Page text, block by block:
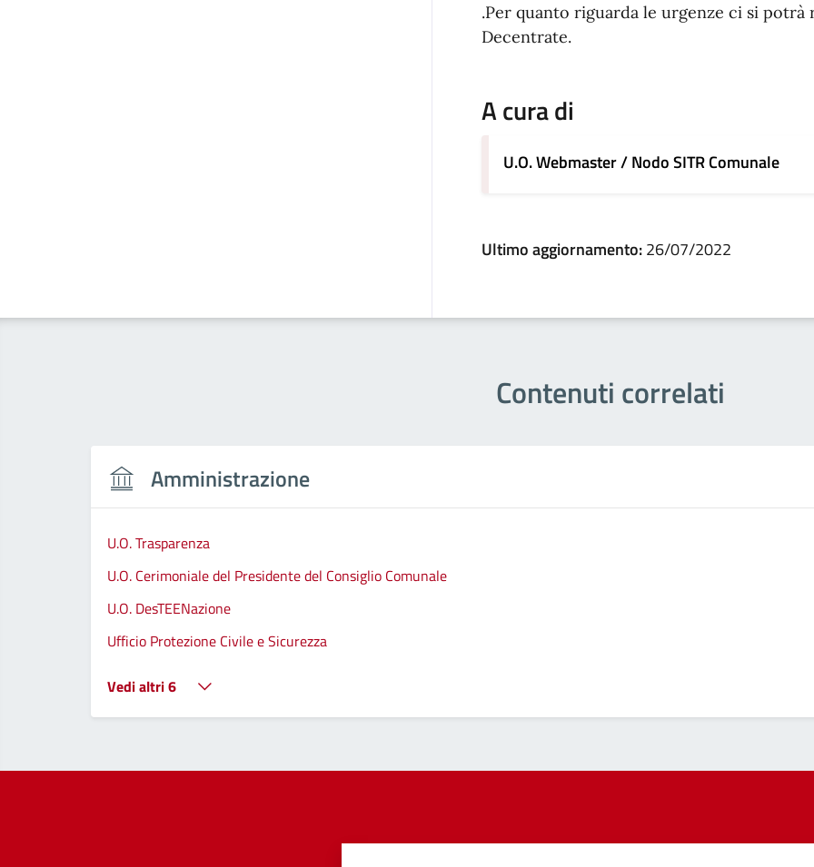
.Per quanto riguarda le urgenze ci si
Decentrate.
A cura di
U.O. Webmaster / Nodo SITR Comunale
Ultimo aggiornamento:26/07/2022
Contenuti correlati
Amministrazione
U.O. Trasparenza
U.O. Cerimoniale del Presidente del Consiglio Comunale
U.O. DesTEENazione
Ufficio Protezione Civile e Sicurezza
Vedi altri 6